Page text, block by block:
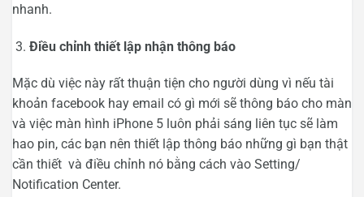
nhanh.
Điều chỉnh thiết lập nhận thông báo
Mặc dù việc này rất thuận tiện cho người dùng vì nếu tài
khoản facebook hay email có gì mới sẽ thông báo cho màn
và việc màn hình iPhone 5 luôn phải sáng liên tục sẽ làm
hao pin, các bạn nên thiết lập thông báo những gì bạn thật
cần thiết và điều chỉnh nó bằng cách vào Setting/
Notification Center.